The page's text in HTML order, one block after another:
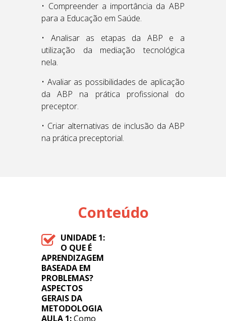
• Compreender a importância da ABP
para a Educação em Saúde.
• Analisar as etapas da ABP e a
utilização da mediação tecnológica
nela.
• Avaliar as possibilidades de aplicação
da ABP na prática profissional do
preceptor.
• Criar alternativas de inclusão da ABP
na prática preceptorial.
Conteúdo
UNIDADE 1:
O QUE É
APRENDIZAGEM
BASEADA EM
PROBLEMAS?
ASPECTOS
GERAIS DA
METODOLOGIA
AULA 1:Como